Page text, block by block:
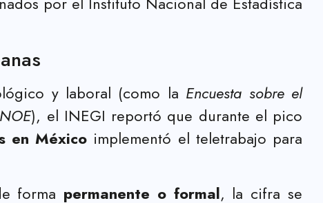
y laboral (como la Encuesta sobre el
), el INEGI reportó que durante el pico
en México implementó el teletrabajo para
forma permanente o formal, la cifra se